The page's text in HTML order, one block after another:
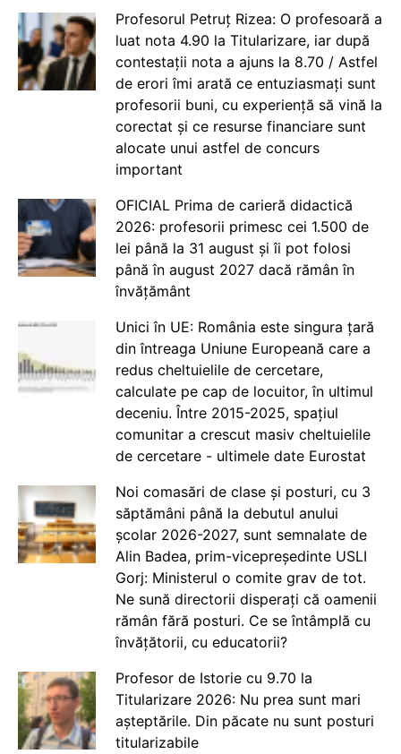
Profesorul Petruț Rizea: O profesoară a
luat nota 4.90 la Titularizare, iar după
contestații nota a ajuns la 8.70 / Astfel
de erori îmi arată ce entuziasmați sunt
profesorii buni, cu experiență să vină la
corectat și ce resurse financiare sunt
alocate unui astfel de concurs
important
OFICIAL Prima de carieră didactică
2026: profesorii primesc cei 1.500 de
lei până la 31 august și îi pot folosi
până în august 2027 dacă rămân în
învățământ
Unici în UE: România este singura țară
din întreaga Uniune Europeană care a
redus cheltuielile de cercetare,
calculate pe cap de locuitor, în ultimul
deceniu. Între 2015-2025, spațiul
comunitar a crescut masiv cheltuielile
de cercetare - ultimele date Eurostat
Noi comasări de clase și posturi, cu 3
săptămâni până la debutul anului
școlar 2026-2027, sunt semnalate de
Alin Badea, prim-vicepreședinte USLI
Gorj: Ministerul o comite grav de tot.
Ne sună directorii disperați că oamenii
rămân fără posturi. Ce se întâmplă cu
învățătorii, cu educatorii?
Profesor de Istorie cu 9.70 la
Titularizare 2026: Nu prea sunt mari
așteptările. Din păcate nu sunt posturi
titularizabile